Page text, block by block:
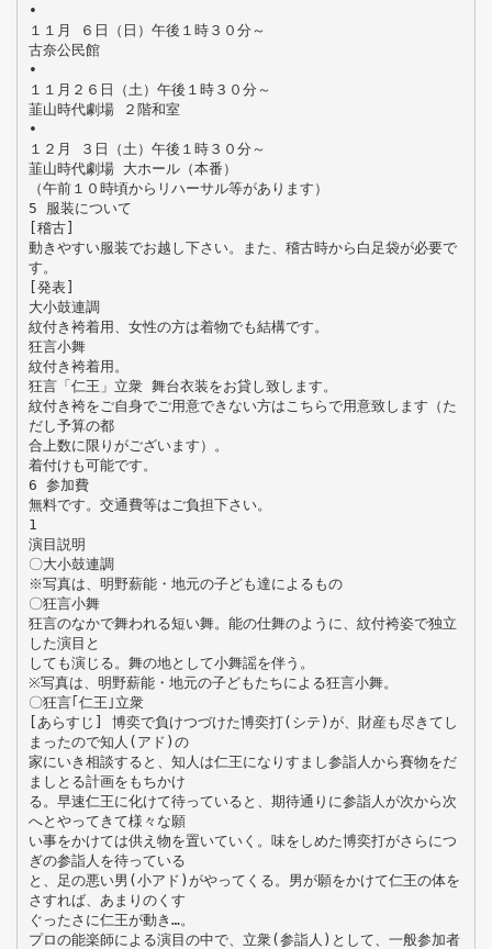
•
１１月 ６日（日）午後１時３０分～
古奈公民館
•
１１月２６日（土）午後１時３０分～
韮山時代劇場 ２階和室
•
１２月 ３日（土）午後１時３０分～
韮山時代劇場 大ホール（本番）
（午前１０時頃からリハーサル等があります）
5 服装について
[稽古]
動きやすい服装でお越し下さい。また、稽古時から白足袋が必要で
す。
[発表]
大小鼓連調
紋付き袴着用、女性の方は着物でも結構です。
狂言小舞
紋付き袴着用。
狂言「仁王」立衆 舞台衣装をお貸し致します。
紋付き袴をご自身でご用意できない方はこちらで用意致します（た
だし予算の都
合上数に限りがございます）。
着付けも可能です。
6 参加費
無料です。交通費等はご負担下さい。
1
演目説明
〇大小鼓連調
※写真は、明野薪能・地元の子ども達によるもの
〇狂言小舞
狂言のなかで舞われる短い舞。能の仕舞のように、紋付袴姿で独立
した演目と
しても演じる。舞の地として小舞謡を伴う。
※写真は、明野薪能・地元の子どもたちによる狂言小舞。
〇狂言｢仁王｣立衆
[あらすじ] 博奕で負けつづけた博奕打(シテ)が、財産も尽きてし
まったので知人(アド)の
家にいき相談すると、知人は仁王になりすまし参詣人から賽物をだ
ましとる計画をもちかけ
る。早速仁王に化けて待っていると、期待通りに参詣人が次から次
へとやってきて様々な願
い事をかけては供え物を置いていく。味をしめた博奕打がさらにつ
ぎの参詣人を待っている
と、足の悪い男(小アド)がやってくる。男が願をかけて仁王の体を
さすれば、あまりのくす
ぐったさに仁王が動き…。
プロの能楽師による演目の中で、立衆(参詣人)として、一般参加者